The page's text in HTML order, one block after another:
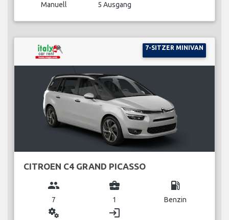
Manuell 5 Ausgang
7-SITZER MINIVAN
CITROEN C4 GRAND PICASSO
group
7
business_center
1
local_gas_station
Benzin
miscellaneous_services login